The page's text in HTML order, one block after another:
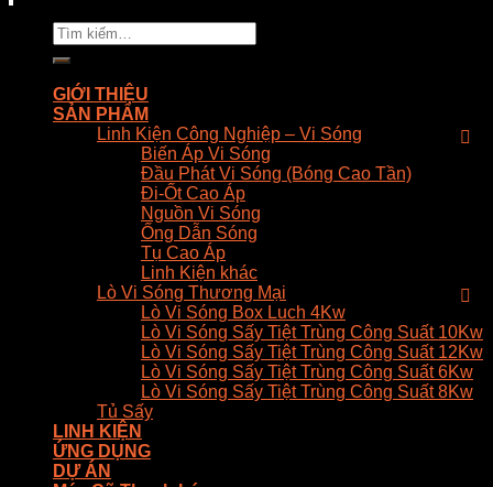
Tìm
kiếm:
GIỚI THIỆU
SẢN PHẨM
Linh Kiện Công Nghiệp – Vi Sóng
Biến Áp Vi Sóng
Đầu Phát Vi Sóng (Bóng Cao Tần)
Đi-Ốt Cao Áp
Nguồn Vi Sóng
Ống Dẫn Sóng
Tụ Cao Áp
Linh Kiện khác
Lò Vi Sóng Thương Mại
Lò Vi Sóng Box Luch 4Kw
Lò Vi Sóng Sấy Tiệt Trùng Công Suất 10Kw
Lò Vi Sóng Sấy Tiệt Trùng Công Suất 12Kw
Lò Vi Sóng Sấy Tiệt Trùng Công Suất 6Kw
Lò Vi Sóng Sấy Tiệt Trùng Công Suất 8Kw
Tủ Sấy
LINH KIỆN
ỨNG DỤNG
DỰ ÁN